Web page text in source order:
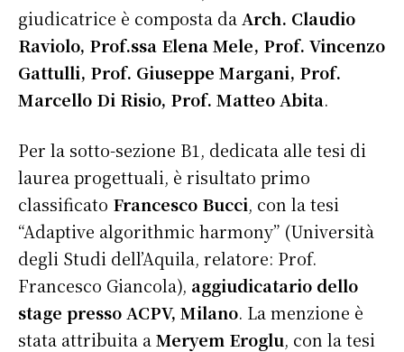
giudicatrice è composta da Arch. Claudio
Raviolo, Prof.ssa Elena Mele, Prof. Vincenzo
Gattulli, Prof. Giuseppe Margani, Prof.
Marcello Di Risio, Prof. Matteo Abita.
Per la sotto-sezione B1, dedicata alle tesi di
laurea progettuali, è risultato primo
classificato Francesco Bucci, con la tesi
“Adaptive algorithmic harmony” (Università
degli Studi dell’Aquila, relatore: Prof.
Francesco Giancola), aggiudicatario dello
stage presso ACPV, Milano. La menzione è
stata attribuita a Meryem Eroglu, con la tesi